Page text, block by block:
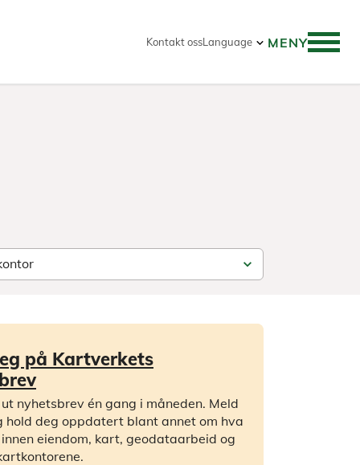
Kontakt ossLanguage MENY
på Kartverkets
nyhetsbrev én gang i måneden. Meld
hold deg oppdatert blant annet om hva
innen eiendom, kart, geodataarbeid og